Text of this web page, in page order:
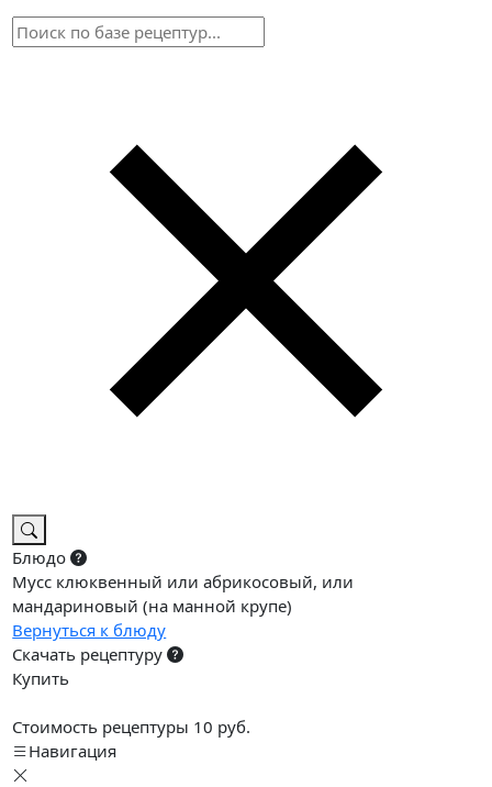
Блюдо
Мусс клюквенный или абрикосовый, или
мандариновый (на манной крупе)
Вернуться к блюду
Скачать рецептуру
Купить
Стоимость рецептуры 10 руб.
Навигация